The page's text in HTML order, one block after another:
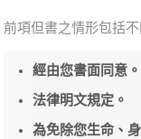
前項但書之情形包括不
經由您書面同意。
法律明文規定。
為免除您生命、